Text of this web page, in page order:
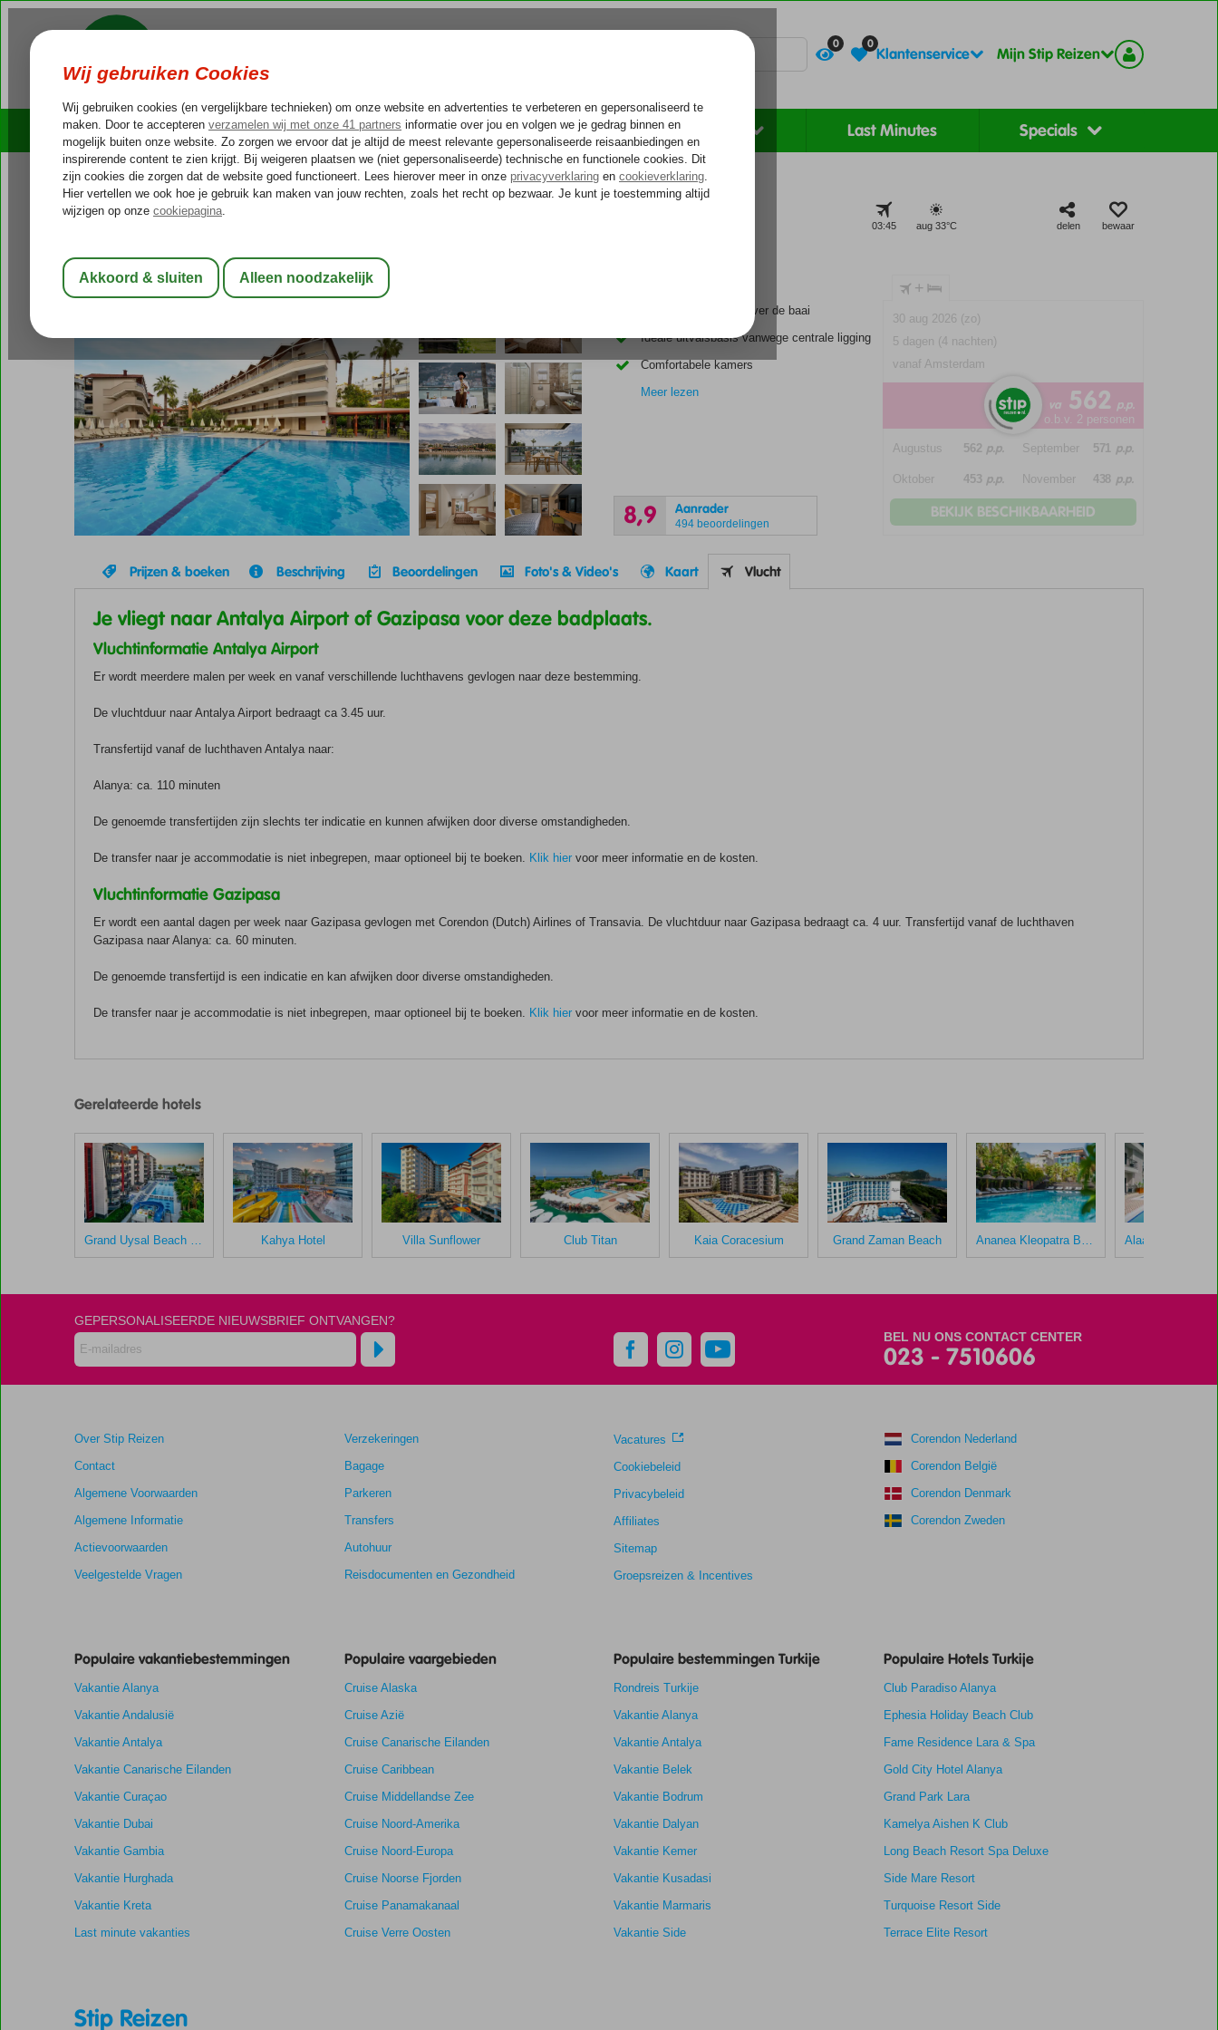
0 0
Klantenservice Mijn Stip Reizen
Cruises Outlet Deals Rondreizen Zonvakantie Last Minutes Specials
Voelt als thuiskomen...
Home
Turkije Turkse Riviera Alanya
Panorama Hotel
All Inclusive Hotel
03:45 aug 33°C delen bewaar
Schitterend uitzicht over de baai
Ideale uitvalsbasis vanwege centrale ligging
Comfortabele kamers
Meer lezen
8,9 Aanrader
494 beoordelingen
+
30 aug 2026 (zo)
5 dagen (4 nachten)
vanaf Amsterdam
va 562 p.p.
o.b.v. 2 personen
Augustus 562 p.p. September 571 p.p.
Oktober 453 p.p. November 438 p.p.
BEKIJK BESCHIKBAARHEID
Prijzen & boeken Beschrijving Beoordelingen Foto's & Video's Kaart Vlucht
Je vliegt naar Antalya Airport of Gazipasa voor deze badplaats.
Vluchtinformatie Antalya Airport
Er wordt meerdere malen per week en vanaf verschillende luchthavens gevlogen naar deze bestemming.
De vluchtduur naar Antalya Airport bedraagt ca 3.45 uur.
Transfertijd vanaf de luchthaven Antalya naar:
Alanya: ca. 110 minuten
De genoemde transfertijden zijn slechts ter indicatie en kunnen afwijken door diverse omstandigheden.
De transfer naar je accommodatie is niet inbegrepen, maar optioneel bij te boeken. Klik hier voor meer informatie en de kosten.
Vluchtinformatie Gazipasa
Er wordt een aantal dagen per week naar Gazipasa gevlogen met Corendon (Dutch) Airlines of Transavia. De vluchtduur naar Gazipasa bedraagt ca. 4 uur. Transfertijd vanaf de luchthaven
Gazipasa naar Alanya: ca. 60 minuten.
De genoemde transfertijd is een indicatie en kan afwijken door diverse omstandigheden.
De transfer naar je accommodatie is niet inbegrepen, maar optioneel bij te boeken. Klik hier voor meer informatie en de kosten.
door
klanten
gegeven
na
hun
verblijf
Panorama
Scores
die
ouder
zijn
dan
worden
weergegeven
om
relevantie
van
garanderen.
Gebaseerd
494
beoordelingen
8,9
Service
Kamers
8,3
Kindvriendelijk
Gerelateerde hotels
Grand Uysal Beach & Spa Kahya Hotel Villa Sunflower Club Titan Kaia Coracesium Grand Zaman Beach Ananea Kleopatra Beach
BEL NU ONS CONTACT CENTER
023 - 7510606
GEPERSONALISEERDE NIEUWSBRIEF ONTVANGEN?
Over Stip Reizen
Contact
Algemene Voorwaarden
Algemene Informatie
Actievoorwaarden
Veelgestelde Vragen
Verzekeringen
Bagage
Parkeren
Transfers
Autohuur
Reisdocumenten en Gezondheid
Vacatures
Cookiebeleid
Privacybeleid
Affiliates
Sitemap
Groepsreizen & Incentives
Corendon Nederland
Corendon België
Corendon Denmark
Corendon Zweden
Populaire vakantiebestemmingen
Vakantie Alanya
Vakantie Andalusië
Vakantie Antalya
Vakantie Canarische Eilanden
Vakantie Curaçao
Vakantie Dubai
Vakantie Gambia
Vakantie Hurghada
Vakantie Kreta
Last minute vakanties
Populaire vaargebieden
Cruise Alaska
Cruise Azië
Cruise Canarische Eilanden
Cruise Caribbean
Cruise Middellandse Zee
Cruise Noord-Amerika
Cruise Noord-Europa
Cruise Noorse Fjorden
Cruise Panamakanaal
Cruise Verre Oosten
Populaire bestemmingen Turkije
Rondreis Turkije
Vakantie Alanya
Vakantie Antalya
Vakantie Belek
Vakantie Bodrum
Vakantie Dalyan
Vakantie Kemer
Vakantie Kusadasi
Vakantie Marmaris
Vakantie Side
Populaire Hotels Turkije
Club Paradiso Alanya
Ephesia Holiday Beach Club
Fame Residence Lara & Spa
Gold City Hotel Alanya
Grand Park Lara
Kamelya Aishen K Club
Long Beach Resort Spa Deluxe
Side Mare Resort
Turquoise Resort Side
Terrace Elite Resort
Stip Reizen